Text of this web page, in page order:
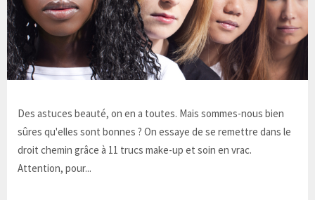
Des astuces beauté, on en a toutes. Mais sommes-nous bien
sûres qu'elles sont bonnes ? On essaye de se remettre dans le
droit chemin grâce à 11 trucs make-up et soin en vrac.
Attention, pour...